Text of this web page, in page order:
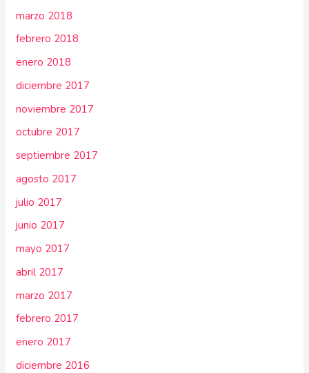
marzo 2018
febrero 2018
enero 2018
diciembre 2017
noviembre 2017
octubre 2017
septiembre 2017
agosto 2017
julio 2017
junio 2017
mayo 2017
abril 2017
marzo 2017
febrero 2017
enero 2017
diciembre 2016